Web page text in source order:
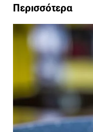
Περισσότερα